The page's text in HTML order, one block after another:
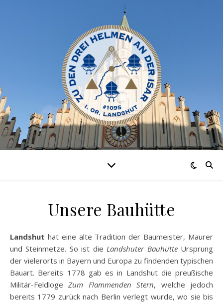
Unsere Bauhütte
Landshut hat eine alte Tradition der Baumeister, Maurer
und Steinmetze. So ist dieLandshuter BauhütteUrsprung
der vielerorts in Bayern und Europa zu findenden typischen
Bauart. Bereits 1778 gab es in Landshut die preußische
Militär-FeldlogeZum Flammenden Stern, welche jedoch
bereits 1779 zurück nach Berlin verlegt wurde, wo sie bis